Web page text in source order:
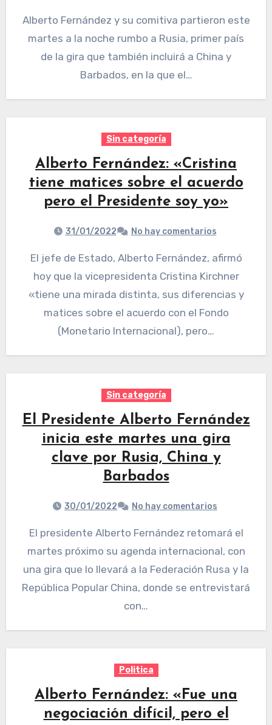
Alberto Fernández y su comitiva partieron este
martes a la noche rumbo a Rusia, primer país
de la gira que también incluirá a China y
Barbados, en la que el…
Sin categoría
Alberto Fernández: «Cristina
tiene matices sobre el acuerdo
pero el Presidente soy yo»
31/01/2022 No hay comentarios
El jefe de Estado, Alberto Fernández, afirmó
hoy que la vicepresidenta Cristina Kirchner
«tiene una mirada distinta, sus diferencias y
matices sobre el acuerdo con el Fondo
(Monetario Internacional), pero…
Sin categoría
El Presidente Alberto Fernández
inicia este martes una gira
clave por Rusia, China y
Barbados
30/01/2022 No hay comentarios
El presidente Alberto Fernández retomará el
martes próximo su agenda internacional, con
una gira que lo llevará a la Federación Rusa y la
República Popular China, donde se entrevistará
con…
Politica
Alberto Fernández: «Fue una
negociación difícil, pero el